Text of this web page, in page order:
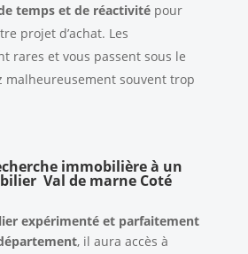
temps et de réactivitépour
projet d’achat. Les
rares et vous passent sous le
malheureusement souvent trop
immobilière à un
Val de marne Coté
expérimenté et parfaitement
, il aura accès à